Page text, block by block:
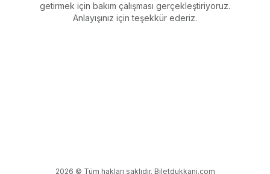
getirmek için bakım çalışması gerçekleştiriyoruz.
Anlayışınız için teşekkür ederiz.
2026 © Tüm hakları saklıdır. Biletdukkani.com